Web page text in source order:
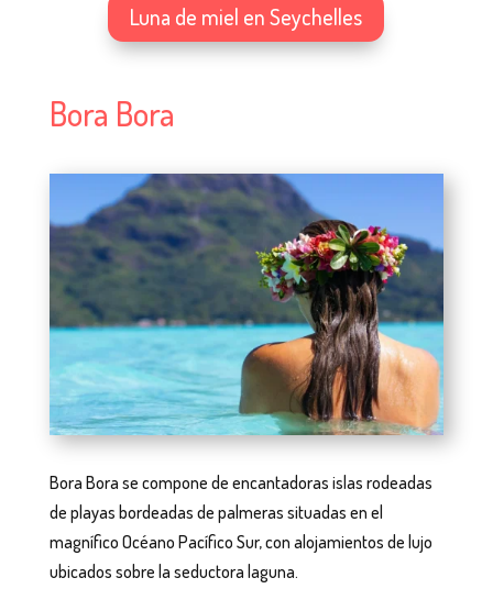
Luna de miel en Seychelles
Bora Bora
Bora Bora se compone de encantadoras islas rodeadas
de playas bordeadas de palmeras situadas en el
magnífico Océano Pacífico Sur, con alojamientos de lujo
ubicados sobre la seductora laguna.